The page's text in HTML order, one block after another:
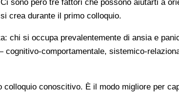
sono però tre fattori che possono aiutarti a
crea durante il primo colloquio.
chi si occupa prevalentemente di ansia e
comportamentale, sistemico-
conoscitivo. È il modo migliore per